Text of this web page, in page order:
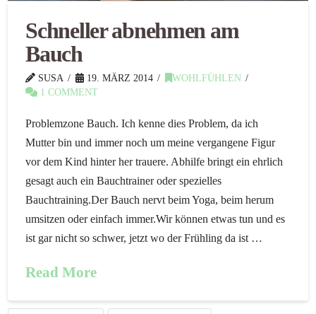
Schneller abnehmen am
Bauch
SUSA 19. MÄRZ 2014
WOHLFÜHLEN
1 COMMENT
Problemzone Bauch. Ich kenne dies Problem, da ich
Mutter bin und immer noch um meine vergangene Figur
vor dem Kind hinter her trauere. Abhilfe bringt ein ehrlich
gesagt auch ein Bauchtrainer oder spezielles
Bauchtraining.Der Bauch nervt beim Yoga, beim herum
umsitzen oder einfach immer.Wir können etwas tun und es
ist gar nicht so schwer, jetzt wo der Frühling da ist …
Read More